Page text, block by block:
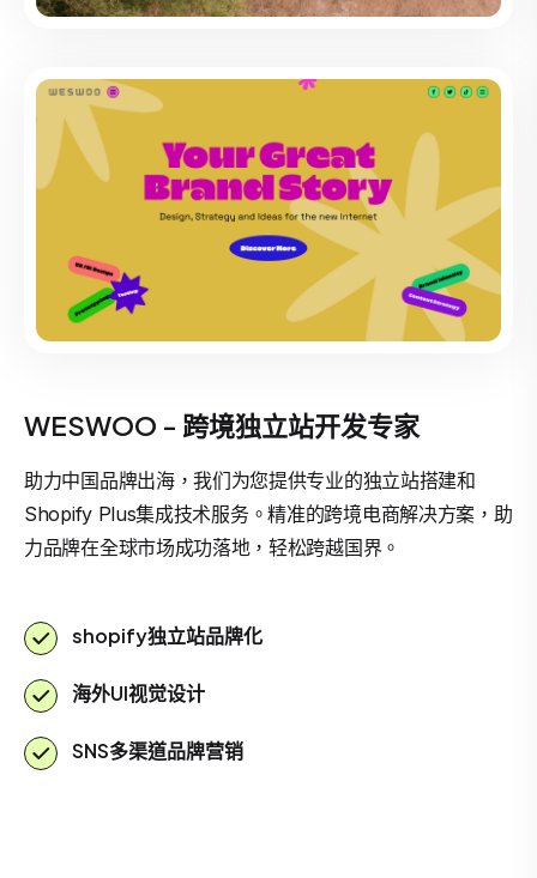
WESWOO - 跨境独立站开发专家
助力中国品牌出海，我们为您提供专业的独立站搭建和
Shopify Plus集成技术服务。精准的跨境电商解决方案，助
力品牌在全球市场成功落地，轻松跨越国界。
shopify独立站品牌化
海外UI视觉设计
SNS多渠道品牌营销